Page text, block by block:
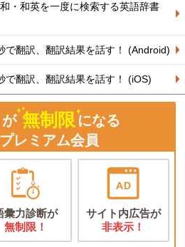
・和英を一度に検索する英語辞書
で翻訳、翻訳結果を話す！ (Android)
で翻訳、翻訳結果を話す！ (iOS)
無制限になる
レミアム会員
彙力診断が
無制限！
サイト内広告が
非表示！